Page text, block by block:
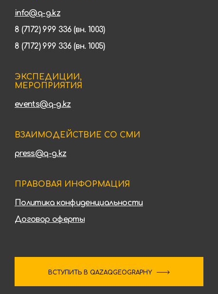
info@q-g.kz
8 (7172) 999 336 (вн. 1003)
8 (7172) 999 336 (вн. 1005)
ЭКСПЕДИЦИИ,
МЕРОПРИЯТИЯ
events@q-g.kz
ВЗАИМОДЕЙСТВИЕ СО СМИ
press@q-g.kz
ПРАВОВАЯ ИНФОРМАЦИЯ
Политика конфиденциальности
Договор оферты
ВСТУПИТЬ В QAZAQGEOGRAPHY